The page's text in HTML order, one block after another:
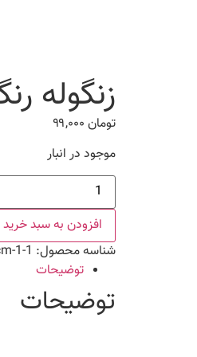
زنگوله
تومان
موجود در انبار
زنگوله
رنگی
یک
سانتی
عددافزودن به سبد خرید
شناسه محصول: 1-1
توضیحات
توضیحات